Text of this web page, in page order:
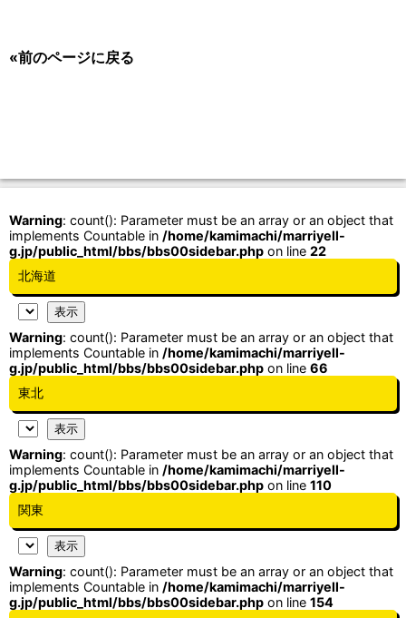
«前のページに戻る
Warning: count(): Parameter must be an array or an object that
implements Countable in /home/kamimachi/marriyell-
g.jp/public_html/bbs/bbs00sidebar.php on line 22
北海道
Warning: count(): Parameter must be an array or an object that
implements Countable in /home/kamimachi/marriyell-
g.jp/public_html/bbs/bbs00sidebar.php on line 66
東北
Warning: count(): Parameter must be an array or an object that
implements Countable in /home/kamimachi/marriyell-
g.jp/public_html/bbs/bbs00sidebar.php on line 110
関東
Warning: count(): Parameter must be an array or an object that
implements Countable in /home/kamimachi/marriyell-
g.jp/public_html/bbs/bbs00sidebar.php on line 154